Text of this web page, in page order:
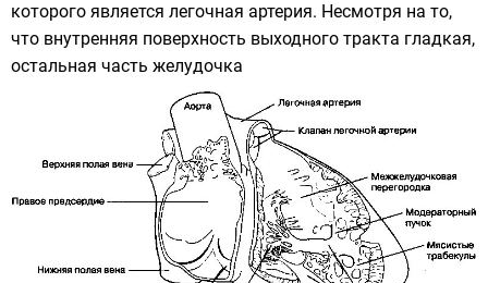
которого является легочная артерия. Несмотря на то,
что внутренняя поверхность выходного тракта гладкая,
остальная часть желудочка